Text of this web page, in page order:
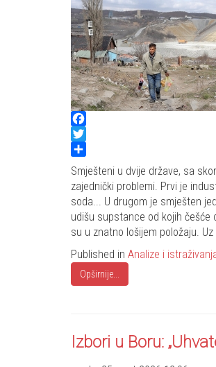
Facebook
Twitter
Share
Smješteni u dvije države, sa
zajednički problemi. Prvi je
soda... U drugom je smješten
udišu supstance od kojih češće
su u znatno lošijem položaju.
Published in Analize i
Opširnije...
Izbori u Boru: